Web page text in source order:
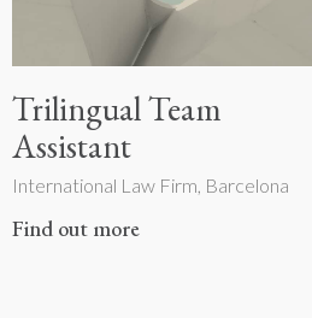
Trilingual Team
Assistant
International Law Firm, Barcelona
Find out more